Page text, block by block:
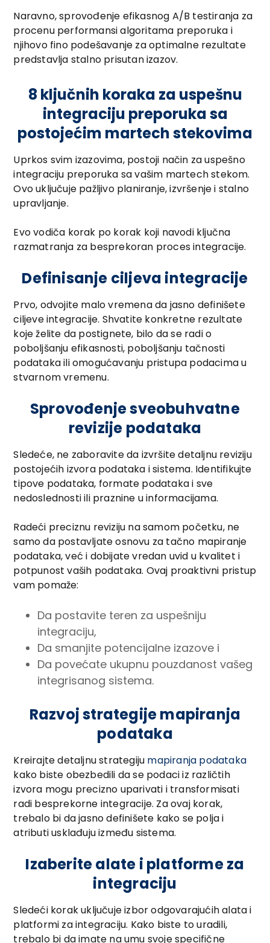
Naravno, sprovođenje efikasnog A/B testiranja za
procenu performansi algoritama preporuka i
njihovo fino podešavanje za optimalne rezultate
predstavlja stalno prisutan izazov.
8 ključnih koraka za uspešnu
integraciju preporuka sa
postojećim martech stekovima
Uprkos svim izazovima, postoji način za uspešno
integraciju preporuka sa vašim martech stekom.
Ovo uključuje pažljivo planiranje, izvršenje i stalno
upravljanje.
Evo vodiča korak po korak koji navodi ključna
razmatranja za besprekoran proces integracije.
Definisanje ciljeva integracije
Prvo, odvojite malo vremena da jasno definišete
ciljeve integracije. Shvatite konkretne rezultate
koje želite da postignete, bilo da se radi o
poboljšanju efikasnosti, poboljšanju tačnosti
podataka ili omogućavanju pristupa podacima u
stvarnom vremenu.
Sprovođenje sveobuhvatne
revizije podataka
Sledeće, ne zaboravite da izvršite detaljnu reviziju
postojećih izvora podataka i sistema. Identifikujte
tipove podataka, formate podataka i sve
nedoslednosti ili praznine u informacijama.
Radeći preciznu reviziju na samom početku, ne
samo da postavljate osnovu za tačno mapiranje
podataka, već i dobijate vredan uvid u kvalitet i
potpunost vaših podataka. Ovaj proaktivni pristup
vam pomaže:
Da postavite teren za uspešniju
integraciju,
Da smanjite potencijalne izazove i
Da povećate ukupnu pouzdanost vašeg
integrisanog sistema.
Razvoj strategije mapiranja
podataka
Kreirajte detaljnu strategiju mapiranja podataka
kako biste obezbedili da se podaci iz različtih
izvora mogu precizno uparivati i transformisati
radi besprekorne integracije. Za ovaj korak,
trebalo bi da jasno definišete kako se polja i
atributi usklađuju između sistema.
Izaberite alate i platforme za
integraciju
Sledeći korak uključuje izbor odgovarajućih alata i
platformi za integraciju. Kako biste to uradili,
trebalo bi da imate na umu svoje specifične